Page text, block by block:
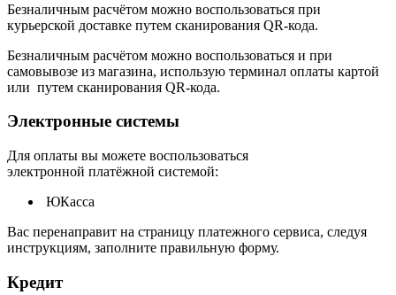
Безналичным расчётом можно воспользоваться при
курьерской доставке путем сканирования QR-кода.
Безналичным расчётом можно воспользоваться и при
самовывозе из магазина, использую терминал оплаты картой
или путем сканирования QR-кода.
Электронные системы
Для оплаты вы можете воспользоваться
электронной платёжной системой:
ЮКасса
Вас перенаправит на страницу платежного сервиса, следуя
инструкциям, заполните правильную форму.
Кредит